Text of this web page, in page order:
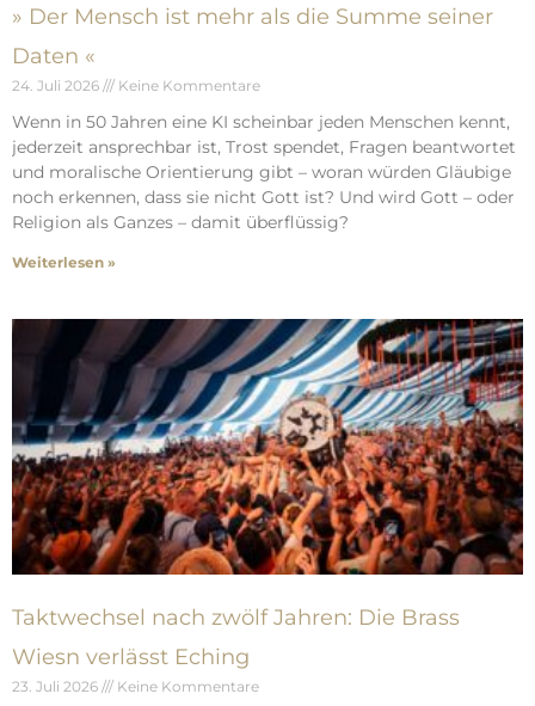
» Der Mensch ist mehr als die Summe seiner
Daten «
24. Juli 2026 Keine Kommentare
Wenn in 50 Jahren eine KI scheinbar jeden Menschen kennt,
jederzeit ansprechbar ist, Trost spendet, Fragen beantwortet
und moralische Orientierung gibt – woran würden Gläubige
noch erkennen, dass sie nicht Gott ist? Und wird Gott – oder
Religion als Ganzes – damit überflüssig?
Weiterlesen »
Taktwechsel nach zwölf Jahren: Die Brass
Wiesn verlässt Eching
23. Juli 2026 Keine Kommentare